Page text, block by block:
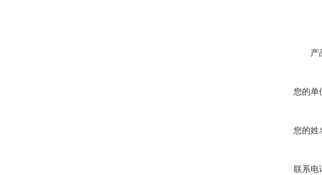
产
您的单
您的姓
联系电